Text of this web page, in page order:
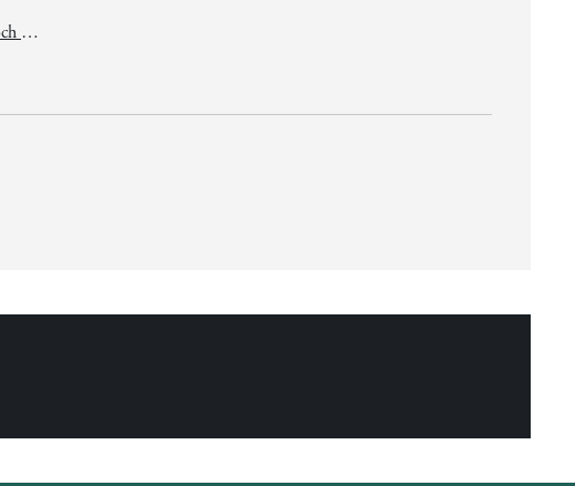
Känslans intelligens och arbetet